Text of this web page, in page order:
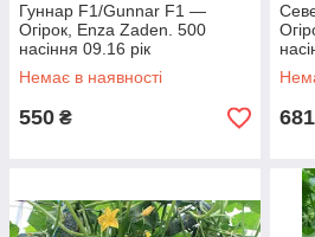
Гуннар F1/Gunnar F1 —
Огірок, Enza Zaden. 500
насіння 09.16 рік
Немає в наявності
550 ₴ 681